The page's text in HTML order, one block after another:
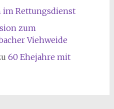
im Rettungsdienst
zum
Viehweide
60 Ehejahre mit